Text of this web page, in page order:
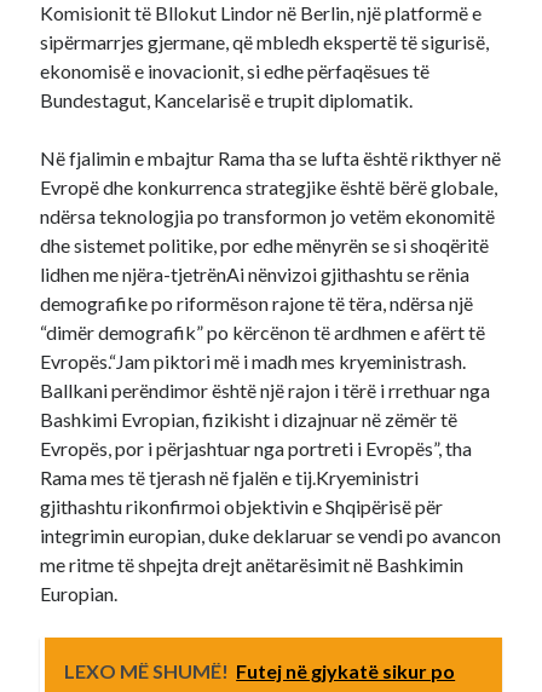
Komisionit të Bllokut Lindor në Berlin, një platformë e
sipërmarrjes gjermane, që mbledh ekspertë të sigurisë,
ekonomisë e inovacionit, si edhe përfaqësues të
Bundestagut, Kancelarisë e trupit diplomatik.
Në fjalimin e mbajtur Rama tha se lufta është rikthyer në
Evropë dhe konkurrenca strategjike është bërë globale,
ndërsa teknologjia po transformon jo vetëm ekonomitë
dhe sistemet politike, por edhe mënyrën se si shoqëritë
lidhen me njëra-tjetrënAi nënvizoi gjithashtu se rënia
demografike po riformëson rajone të tëra, ndërsa një
“dimër demografik” po kërcënon të ardhmen e afërt të
Evropës.“Jam piktori më i madh mes kryeministrash.
Ballkani perëndimor është një rajon i tërë i rrethuar nga
Bashkimi Evropian, fizikisht i dizajnuar në zëmër të
Evropës, por i përjashtuar nga portreti i Evropës”, tha
Rama mes të tjerash në fjalën e tij.Kryeministri
gjithashtu rikonfirmoi objektivin e Shqipërisë për
integrimin europian, duke deklaruar se vendi po avancon
me ritme të shpejta drejt anëtarësimit në Bashkimin
Europian.
LEXO MË SHUMË! Futej në gjykatë sikur po